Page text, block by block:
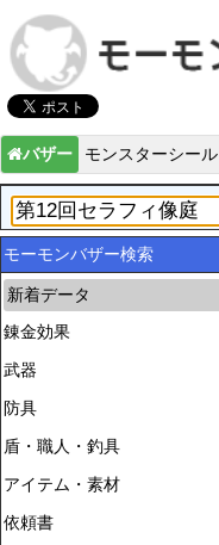
バザー モンスターシール
モーモンバザー検索
新着データ
錬金効果
武器
防具
盾・職人・釣具
アイテム・素材
依頼書